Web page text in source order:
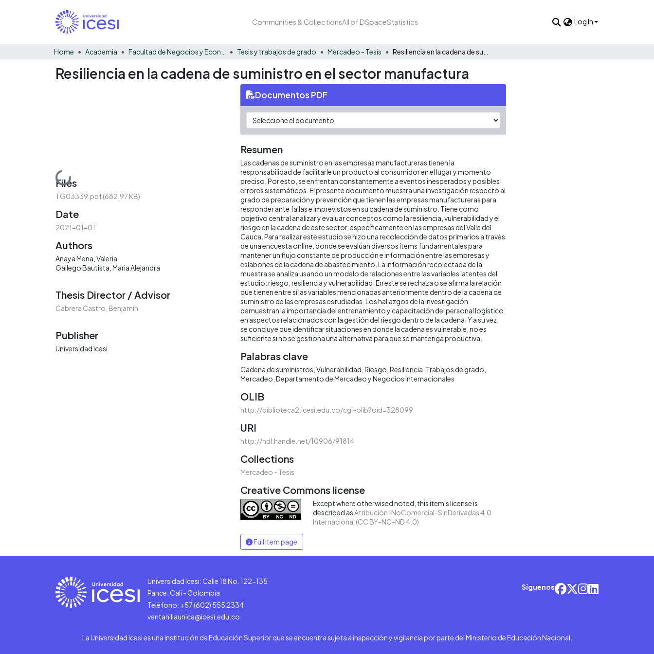
Communities & CollectionsAll of DSpaceStatistics Log In
Home Academia Tesis y trabajos de grado Mercadeo - Tesis
Resiliencia en la cadena de suministro en el sector manufactura
Loading...
Files
TG03339.pdf(682.97 KB)
Date
2021-01-01
Authors
Anaya Mena, Valeria
Gallego Bautista, Maria Alejandra
Thesis Director / Advisor
Cabrera Castro, Benjamín
Publisher
Universidad Icesi
Documentos PDF
Resumen
Las cadenas de suministro en las empresas manufactureras tienen la
responsabilidad de facilitarle un producto al consumidor en el lugar y momento
preciso. Por esto, se enfrentan constantemente a eventos inesperados y posibles
errores sistemáticos. El presente documento muestra una investigación respecto al
grado de preparación y prevención que tienen las empresas manufactureras para
responder ante fallas e imprevistos en su cadena de suministro. Tiene como
objetivo central analizar y evaluar conceptos como la resiliencia, vulnerabilidad y el
riesgo en la cadena de este sector, específicamente en las empresas del Valle del
Cauca. Para realizar este estudio se hizo una recolección de datos primarios a través
de una encuesta online, donde se evalúan diversos ítems fundamentales para
mantener un flujo constante de producción e información entre las empresas y
eslabones de la cadena de abastecimiento. La información recolectada de la
muestra se analiza usando un modelo de relaciones entre las variables latentes del
estudio: riesgo, resiliencia y vulnerabilidad. En este se rechaza o se afirma la relación
que tienen entre sí las variables mencionadas anteriormente dentro de la cadena de
suministro de las empresas estudiadas. Los hallazgos de la investigación
demuestran la importancia del entrenamiento y capacitación del personal logístico
en aspectos relacionados con la gestión del riesgo dentro de la cadena. Y a su vez,
se concluye que identificar situaciones en donde la cadena es vulnerable, no es
suficiente si no se gestiona una alternativa para que se mantenga productiva.
Palabras clave
Cadena de suministros Vulnerabilidad Riesgo Resiliencia Trabajos de grado
Mercadeo Departamento de Mercadeo y Negocios Internacionales
OLIB
http://biblioteca2.icesi.edu.co/cgi-olib?oid=328099
URI
http://hdl.handle.net/10906/91814
Collections
Mercadeo - Tesis
Creative Commons license
Except where otherwised noted, this item's license is
described as Atribución-NoComercial-SinDerivadas 4.0
Internacional (CC BY-NC-ND 4.0)
Full item page
Universidad Icesi: Calle 18 No. 122-135
Pance, Cali - Colombia
Teléfono: +57 (602) 555 2334
ventanillaunica@icesi.edu.co
Síguenos
La Universidad Icesi es una Institución de Educación Superior que se encuentra sujeta a inspección y vigilancia por parte del Ministerio de Educación Nacional.